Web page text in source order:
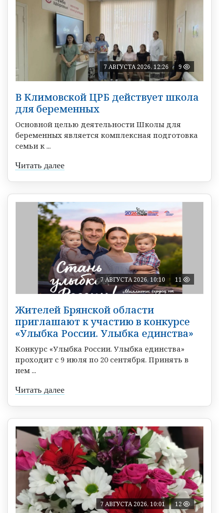
7 АВГУСТА 2026, 12:26 9
В Климовской ЦРБ действует школа
для беременных
Основной целью деятельности Школы для
беременных является комплексная подготовка
семьи к ...
Читать далее
7 АВГУСТА 2026, 10:10 11
Жителей Брянской области
приглашают к участию в конкурсе
«Улыбка России. Улыбка единства»
Конкурс «Улыбка России. Улыбка единства»
проходит с 9 июля по 20 сентября. Принять в
нем ...
Читать далее
7 АВГУСТА 2026, 10:01 12